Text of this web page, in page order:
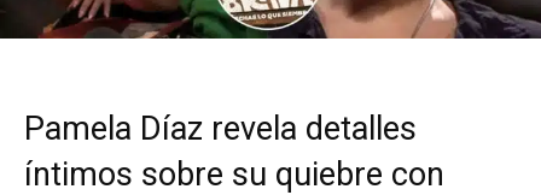
Pamela Díaz revela detalles
íntimos sobre su quiebre con